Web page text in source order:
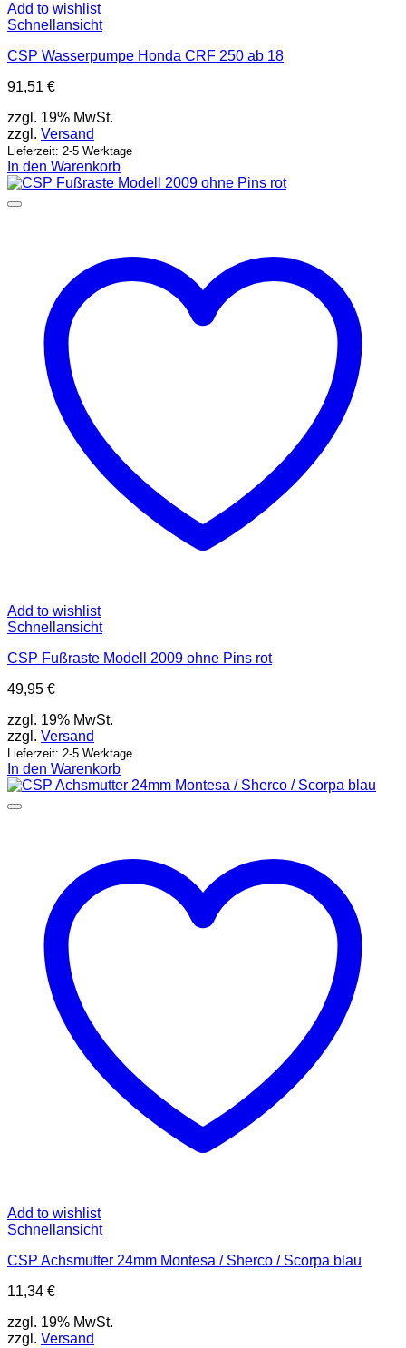
Add to wishlist
Schnellansicht
CSP Wasserpumpe Honda CRF 250 ab 18
91,51 €
zzgl. 19% MwSt.
zzgl. Versand
Lieferzeit: 2-5 Werktage
In den Warenkorb
Add to wishlist
Schnellansicht
CSP Fußraste Modell 2009 ohne Pins rot
49,95 €
zzgl. 19% MwSt.
zzgl. Versand
Lieferzeit: 2-5 Werktage
In den Warenkorb
Add to wishlist
Schnellansicht
CSP Achsmutter 24mm Montesa / Sherco / Scorpa blau
11,34 €
zzgl. 19% MwSt.
zzgl. Versand